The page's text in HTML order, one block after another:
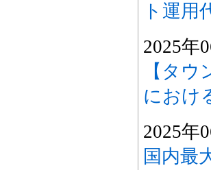
ト運用
2025
【タ
におけ
2025
国内最